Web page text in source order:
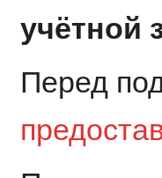
учётной
Перед